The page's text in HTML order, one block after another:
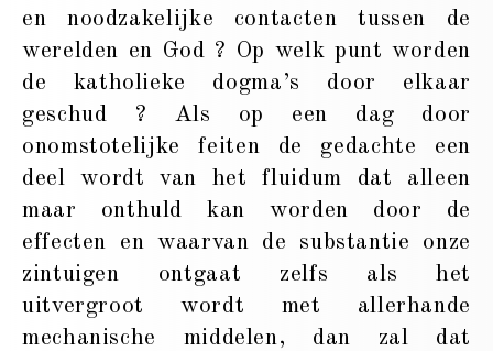
en noodzakelijke contacten tussen de
werelden en God ? Op welk punt worden
de katholieke dogma’s door elkaar
geschud ? Als op een dag door
onomstotelijke feiten de gedachte een
deel wordt van het fluidum dat alleen
maar onthuld kan worden door de
effecten en waarvan de substantie onze
zintuigen ontgaat zelfs als het
uitvergroot wordt met allerhande
mechanische middelen, dan zal dat